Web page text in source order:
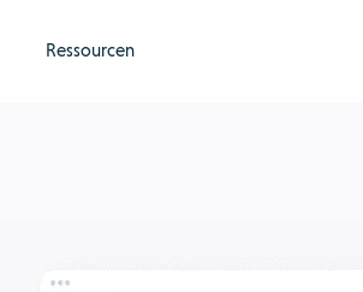
Ressourcen